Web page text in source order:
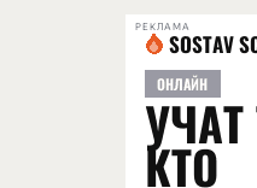
РЕКЛАМА